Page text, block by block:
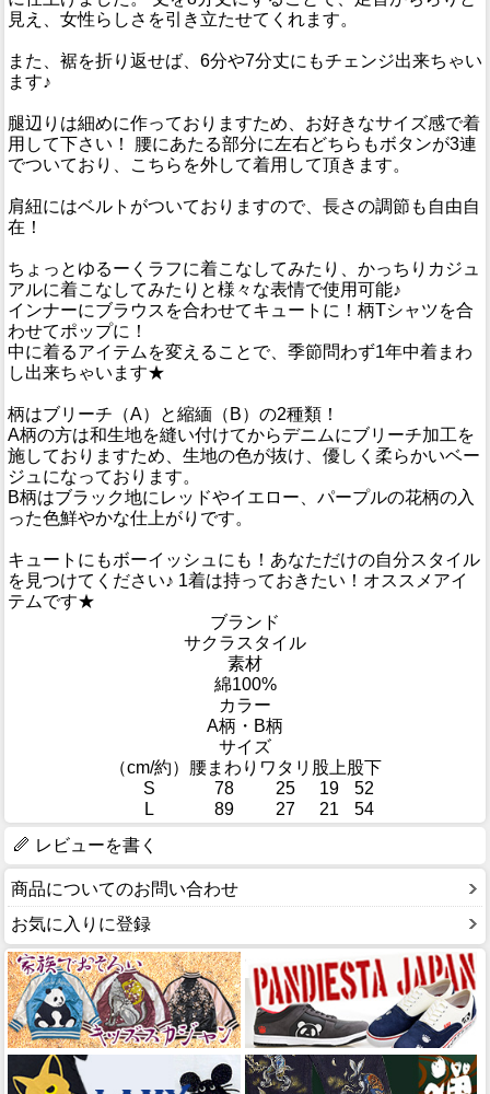
見え、女性らしさを引き立たせてくれます。
また、裾を折り返せば、6分や7分丈にもチェンジ出来ちゃい
ます♪
腿辺りは細めに作っておりますため、お好きなサイズ感で着
用して下さい！ 腰にあたる部分に左右どちらもボタンが3連
でついており、こちらを外して着用して頂きます。
肩紐にはベルトがついておりますので、長さの調節も自由自
在！
ちょっとゆるーくラフに着こなしてみたり、かっちりカジュ
アルに着こなしてみたりと様々な表情で使用可能♪
インナーにブラウスを合わせてキュートに！柄Tシャツを合
わせてポップに！
中に着るアイテムを変えることで、季節問わず1年中着まわ
し出来ちゃいます★
柄はブリーチ（A）と縮緬（B）の2種類！
A柄の方は和生地を縫い付けてからデニムにブリーチ加工を
施しておりますため、生地の色が抜け、優しく柔らかいベー
ジュになっております。
B柄はブラック地にレッドやイエロー、パープルの花柄の入
った色鮮やかな仕上がりです。
キュートにもボーイッシュにも！あなただけの自分スタイル
を見つけてください♪ 1着は持っておきたい！オススメアイ
テムです★
ブランド
サクラスタイル
素材
綿100%
カラー
A柄・B柄
サイズ
（cm/約） 腰まわり ワタリ 股上 股下
S
78 25 19
52
L
89 27 21
54
レビューを書く
商品についてのお問い合わせ
お気に入りに登録